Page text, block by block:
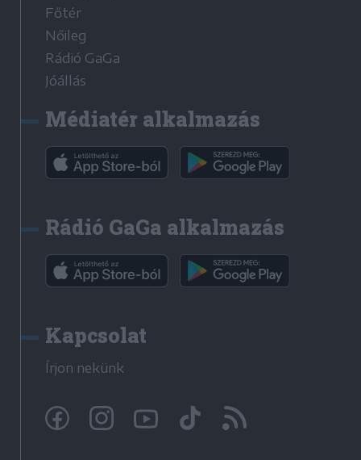
Főtér
Nőileg
Rádió GaGa
Jóállás
Médiatér alkalmazás
Rádió GaGa alkalmazás
Kapcsolat
Írjon nekünk